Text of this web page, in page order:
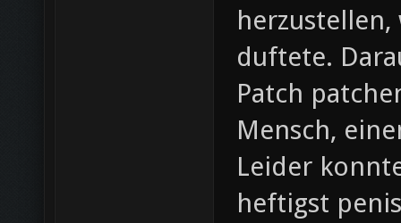
duftete.
Patch
Mensch,
Leider
heftigst